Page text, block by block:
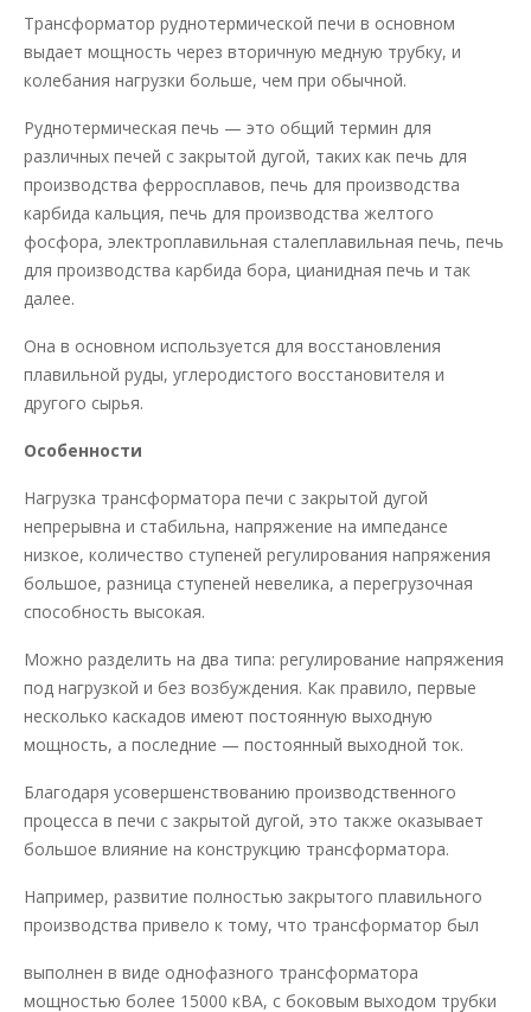
Трансформатор руднотермической печи в основном
выдает мощность через вторичную медную трубку, и
колебания нагрузки больше, чем при обычной.
Руднотермическая печь — это общий термин для
различных печей с закрытой дугой, таких как печь для
производства ферросплавов, печь для производства
карбида кальция, печь для производства желтого
фосфора, электроплавильная сталеплавильная печь, печь
для производства карбида бора, цианидная печь и так
далее.
Она в основном используется для восстановления
плавильной руды, углеродистого восстановителя и
другого сырья.
Особенности
Нагрузка трансформатора печи с закрытой дугой
непрерывна и стабильна, напряжение на импедансе
низкое, количество ступеней регулирования напряжения
большое, разница ступеней невелика, а перегрузочная
способность высокая.
Можно разделить на два типа: регулирование напряжения
под нагрузкой и без возбуждения. Как правило, первые
несколько каскадов имеют постоянную выходную
мощность, а последние — постоянный выходной ток.
Благодаря усовершенствованию производственного
процесса в печи с закрытой дугой, это также оказывает
большое влияние на конструкцию трансформатора.
Например, развитие полностью закрытого плавильного
производства привело к тому, что трансформатор был
выполнен в виде однофазного трансформатора
мощностью более 15000 кВА, с боковым выходом трубки